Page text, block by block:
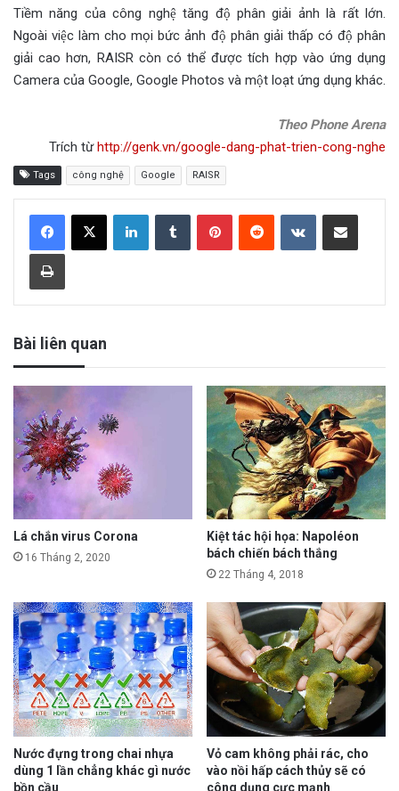
Tiềm năng của công nghệ tăng độ phân giải ảnh là rất lớn.
Ngoài việc làm cho mọi bức ảnh độ phân giải thấp có độ phân
giải cao hơn, RAISR còn có thể được tích hợp vào ứng dụng
Camera của Google, Google Photos và một loạt ứng dụng khác.
Theo Phone Arena
Trích từhttp://genk.vn/google-dang-phat-trien-cong-nghe
Tags công nghệ Google RAISR
Bài liên quan
Lá chắn virus Corona
16 Tháng 2, 2020
Kiệt tác hội họa: Napoléon
bách chiến bách thắng
22 Tháng 4, 2018
Nước đựng trong chai nhựa
dùng 1 lần chẳng khác gì nước
bồn cầu
Vỏ cam không phải rác, cho
vào nồi hấp cách thủy sẽ có
công dụng cực mạnh